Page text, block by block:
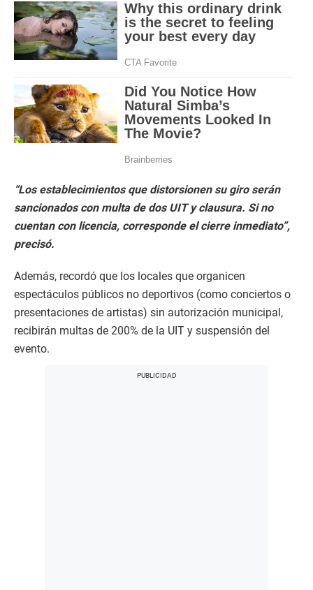
“Los establecimientos que distorsionen su giro serán
sancionados con multa de dos UIT y clausura. Si no
cuentan con licencia, corresponde el cierre inmediato”,
precisó.
Además, recordó que los locales que organicen
espectáculos públicos no deportivos (como conciertos o
presentaciones de artistas) sin autorización municipal,
recibirán multas de 200% de la UIT y suspensión del
evento.